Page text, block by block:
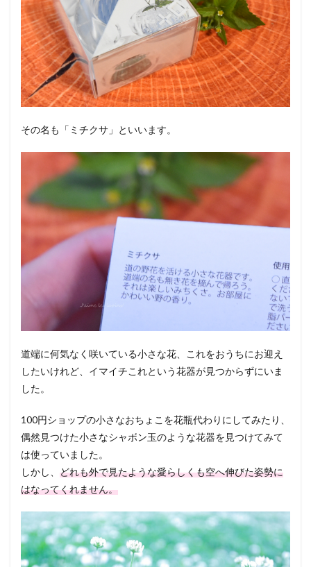
その名も「ミチクサ」といいます。
道端に何気なく咲いている小さな花、これをおうちにお迎え
したいけれど、イマイチこれという花器が見つからずにいま
した。
100円ショップの小さなおちょこを花瓶代わりにしてみたり、
偶然見つけた小さなシャボン玉のような花器を見つけてみて
は使っていました。
しかし、 どれも外で見たような愛らしくも空へ伸びた姿勢に
はなってくれません。